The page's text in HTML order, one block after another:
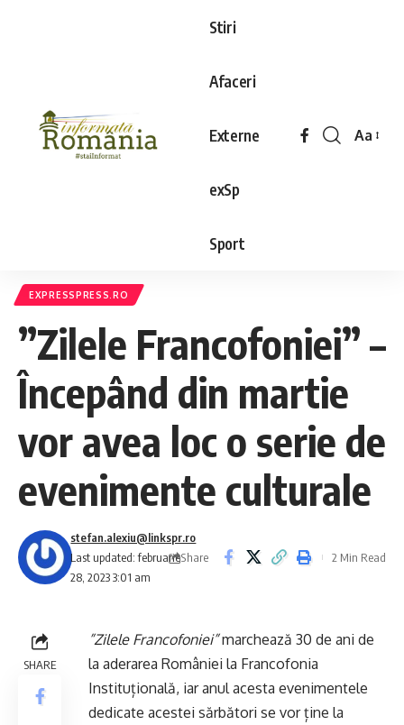
Stiri
Afaceri
Externe
exSp
Sport
Aa
EXPRESSPRESS.RO
”Zilele Francofoniei” –
Începând din martie
vor avea loc o serie de
evenimente culturale
Last updated: februarie
28, 2023 3:01 am
stefan.alexiu@linkspr.ro
Share
2 Min Read
SHARE
”Zilele Francofoniei”marchează 30 de ani de
la aderarea României la Francofonia
Instituțională, iar anul acesta evenimentele
dedicate acestei sărbători se vor ține la